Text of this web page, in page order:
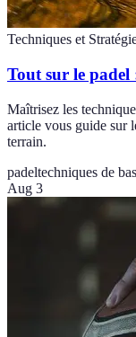
Techniques et
Tout sur le padel
Maîtrisez les
article vous guide sur
terrain.
padeltechniques de
Aug 3